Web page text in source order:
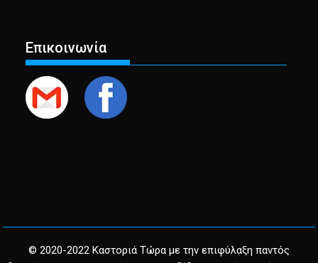
Επικοινωνία
© 2020-2022 Καστοριά Τώρα με την επιφύλαξη παντός